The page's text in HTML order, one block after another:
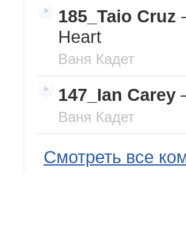
185_Taio Cruz
Heart
Ваня Кадет
147_Ian Carey
Ваня Кадет
Смотреть все